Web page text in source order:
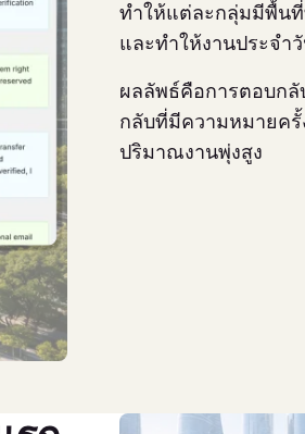
ทำให้แต่ละกลุ่มมีพื้นที่
และทำให้งานประจำ
ผลลัพธ์คือการตอบกลั
กลับที่มีความหมายครั้
ปริมาณงานพุ่งสูง